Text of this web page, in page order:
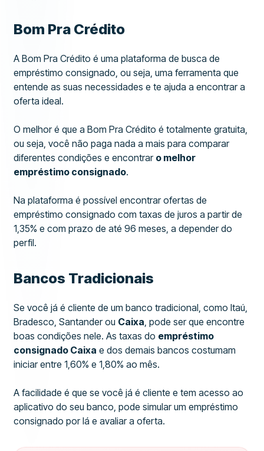
Bom Pra Crédito
A Bom Pra Crédito é uma plataforma de busca de
empréstimo consignado, ou seja, uma ferramenta que
entende as suas necessidades e te ajuda a encontrar a
oferta ideal.
O melhor é que a Bom Pra Crédito é totalmente gratuita,
ou seja, você não paga nada a mais para comparar
diferentes condições e encontrar o melhor
empréstimo consignado.
Na plataforma é possível encontrar ofertas de
empréstimo consignado com taxas de juros a partir de
1,35% e com prazo de até 96 meses, a depender do
perfil.
Bancos Tradicionais
Se você já é cliente de um banco tradicional, como Itaú,
Bradesco, Santander ou Caixa, pode ser que encontre
boas condições nele. As taxas do empréstimo
consignado Caixa e dos demais bancos costumam
iniciar entre 1,60% e 1,80% ao mês.
A facilidade é que se você já é cliente e tem acesso ao
aplicativo do seu banco, pode simular um empréstimo
consignado por lá e avaliar a oferta.